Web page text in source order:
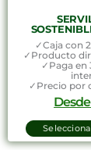
✓Caja con
✓Producto
✓Paga en
✓Precio por
Desde